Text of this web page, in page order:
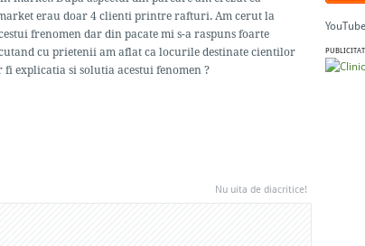
erau doar 4 clienti printre rafturi. Am cerut la
frenomen dar din pacate mi s-a raspuns foarte
cu prietenii am aflat ca locurile destinate cientilor
fi explicatia si solutia acestui fenomen ?
Nu uita de diacritice!